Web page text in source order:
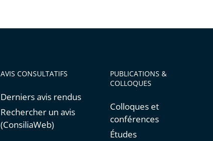
AVIS CONSULTATIFS
Derniers avis rendus
Rechercher un avis
(ConsiliaWeb)
PUBLICATIONS &
COLLOQUES
Colloques et
conférences
Études